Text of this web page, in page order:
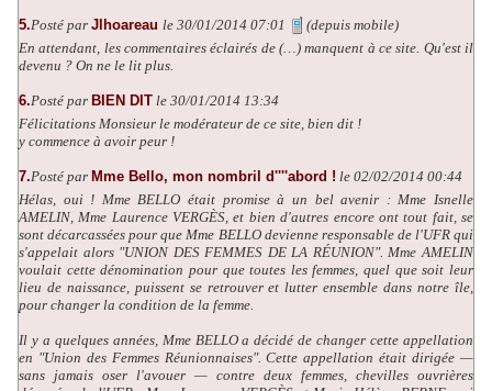
5.Posté par Jlhoareau le 30/01/2014 07:01
(depuis mobile)
En attendant, les commentaires éclairés de (…) manquent à ce site. Qu'est il
devenu ? On ne le lit plus.
6.Posté par BIEN DIT le 30/01/2014 13:34
Félicitations Monsieur le modérateur de ce site, bien dit !
y commence à avoir peur !
7.Posté par Mme Bello, mon nombril d''''abord ! le 02/02/2014 00:44
Hélas, oui ! Mme BELLO était promise à un bel avenir : Mme Isnelle
AMELIN, Mme Laurence VERGÈS, et bien d'autres encore ont tout fait, se
sont décarcassées pour que Mme BELLO devienne responsable de l'UFR qui
s'appelait alors "UNION DES FEMMES DE LA RÉUNION". Mme AMELIN
voulait cette dénomination pour que toutes les femmes, quel que soit leur
lieu de naissance, puissent se retrouver et lutter ensemble dans notre île,
pour changer la condition de la femme.
Il y a quelques années, Mme BELLO a décidé de changer cette appellation
en "Union des Femmes Réunionnaises". Cette appellation était dirigée —
sans jamais oser l'avouer — contre deux femmes, chevilles ouvrières